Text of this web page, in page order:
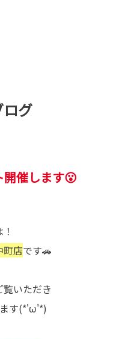
グ
催します😮
店です🚗
いただき
す(*'ω'*)